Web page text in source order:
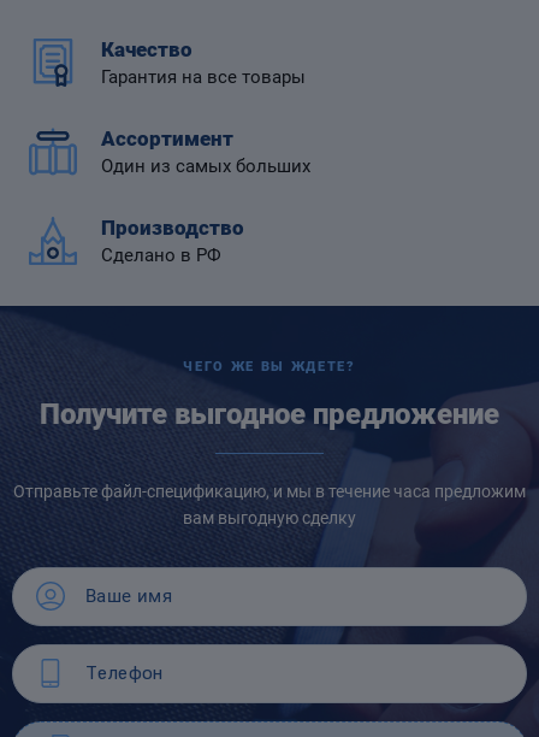
Качество
Гарантия на все товары
Ассортимент
Один из самых больших
Производство
Сделано в РФ
ЧЕГО ЖЕ ВЫ ЖДЕТЕ?
Получите выгодное предложение
Отправьте файл-спецификацию, и мы в течение часа предложим
вам выгодную сделку